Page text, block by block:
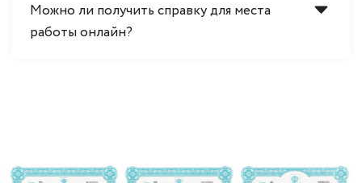
Можно ли получить справку для места
работы онлайн?